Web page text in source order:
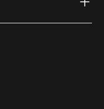
link)
(external link)
(external